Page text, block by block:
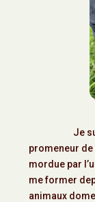
Je
promeneur
mordue par
me former
animaux